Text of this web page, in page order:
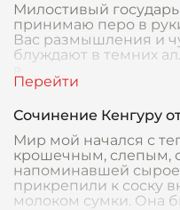
Милостивый
принимаю перо в
Вас размышления и
блуждают в темних
Сочинение Кенгуру
Мир мой начался с
крошечным, слепым,
напоминавшей
прикрепили к соску
молоком сумки. Она